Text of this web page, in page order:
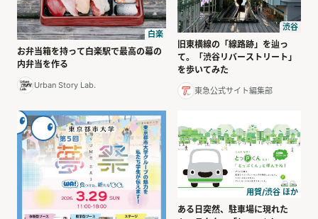
白楽
お弁当箱を持って白楽駅で最高の幕の
内弁当を作る
Urban Story Lab.
渋谷
旧東横線の「線路跡」を辿っ
て。「渋谷リバーストリート」
を歩いてみた
東急公式サイト編集部
用賀/渋谷 ほか
ある日突然、駐車場に現れた